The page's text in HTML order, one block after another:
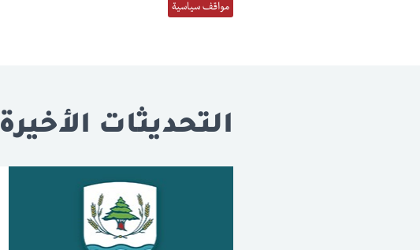
مواقف سياسية
التحديثات الأخيرة